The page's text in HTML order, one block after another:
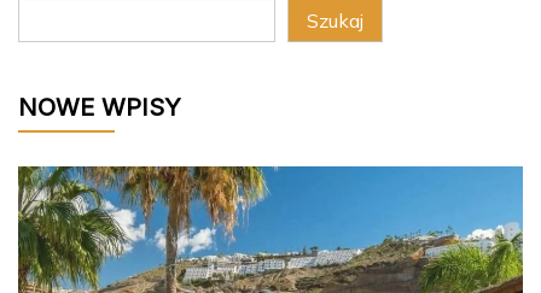
Szukaj
NOWE WPISY